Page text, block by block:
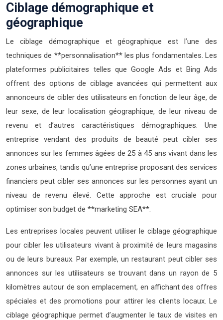
Ciblage démographique et
géographique
Le ciblage démographique et géographique est l’une des
techniques de **personnalisation** les plus fondamentales. Les
plateformes publicitaires telles que Google Ads et Bing Ads
offrent des options de ciblage avancées qui permettent aux
annonceurs de cibler des utilisateurs en fonction de leur âge, de
leur sexe, de leur localisation géographique, de leur niveau de
revenu et d’autres caractéristiques démographiques. Une
entreprise vendant des produits de beauté peut cibler ses
annonces sur les femmes âgées de 25 à 45 ans vivant dans les
zones urbaines, tandis qu’une entreprise proposant des services
financiers peut cibler ses annonces sur les personnes ayant un
niveau de revenu élevé. Cette approche est cruciale pour
optimiser son budget de **marketing SEA**.
Les entreprises locales peuvent utiliser le ciblage géographique
pour cibler les utilisateurs vivant à proximité de leurs magasins
ou de leurs bureaux. Par exemple, un restaurant peut cibler ses
annonces sur les utilisateurs se trouvant dans un rayon de 5
kilomètres autour de son emplacement, en affichant des offres
spéciales et des promotions pour attirer les clients locaux. Le
ciblage géographique permet d’augmenter le taux de visites en